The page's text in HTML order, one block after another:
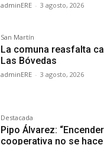
adminERE - 3 agosto, 2026
San Martín
La comuna reasfalta
Las Bóvedas
adminERE - 3 agosto, 2026
Destacada
Pipo Álvarez:
cooperativa no se hace